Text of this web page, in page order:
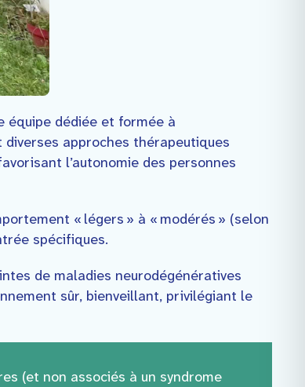
équipe dédiée et formée à
approches thérapeutiques
l’autonomie des personnes
« légers » à « modérés » (selon
spécifiques.
de maladies neurodégénératives
sûr, bienveillant, privilégiant le
(et non associés à un syndrome